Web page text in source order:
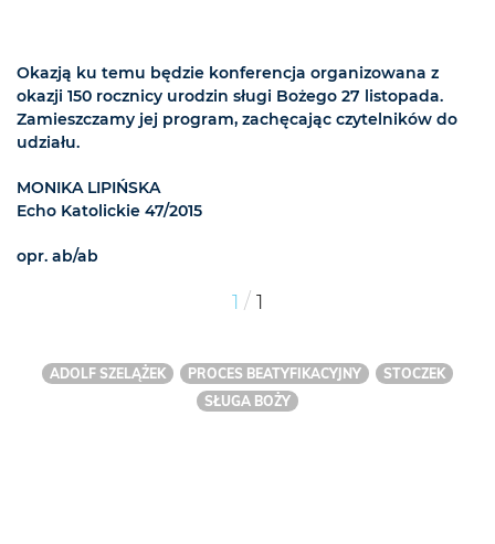
Okazją ku temu będzie konferencja organizowana z
okazji 150 rocznicy urodzin sługi Bożego 27 listopada.
Zamieszczamy jej program, zachęcając czytelników do
udziału.
MONIKA LIPIŃSKA
Echo Katolickie 47/2015
opr. ab/ab
1 / 1
ADOLF SZELĄŻEK PROCES BEATYFIKACYJNY
STOCZEK
SŁUGA BOŻY